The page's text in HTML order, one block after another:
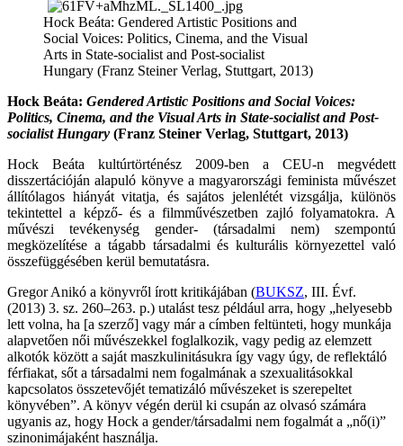
Hock Beáta: Gendered Artistic Positions and
Social Voices: Politics, Cinema, and the Visual
Arts in State-socialist and Post-socialist
Hungary (Franz Steiner Verlag, Stuttgart, 2013)
Hock Beáta: Gendered Artistic Positions and Social Voices:
Politics, Cinema, and the Visual Arts in State-socialist and Post-
socialist Hungary (Franz Steiner Verlag, Stuttgart, 2013)
Hock Beáta kultúrtörténész 2009-ben a CEU-n megvédett
disszertációján alapuló könyve a magyarországi feminista művészet
állítólagos hiányát vitatja, és sajátos jelenlétét vizsgálja, különös
tekintettel a képző- és a filmművészetben zajló folyamatokra. A
művészi tevékenység gender- (társadalmi nem) szempontú
megközelítése a tágabb társadalmi és kulturális környezettel való
összefüggésében kerül bemutatásra.
Gregor Anikó a könyvről írott kritikájában (BUKSZ, III. Évf.
(2013) 3. sz. 260–263. p.) utalást tesz például arra, hogy „helyesebb
lett volna, ha [a szerző] vagy már a címben feltünteti, hogy munkája
alapvetően női művészekkel foglalkozik, vagy pedig az elemzett
alkotók között a saját maszkulinitásukra így vagy úgy, de reflektáló
férfiakat, sőt a társadalmi nem fogalmának a szexualitásokkal
kapcsolatos összetevőjét tematizáló művészeket is szerepeltet
könyvében”. A könyv végén derül ki csupán az olvasó számára
ugyanis az, hogy Hock a gender/társadalmi nem fogalmát a „nő(i)”
szinonimájaként használja.